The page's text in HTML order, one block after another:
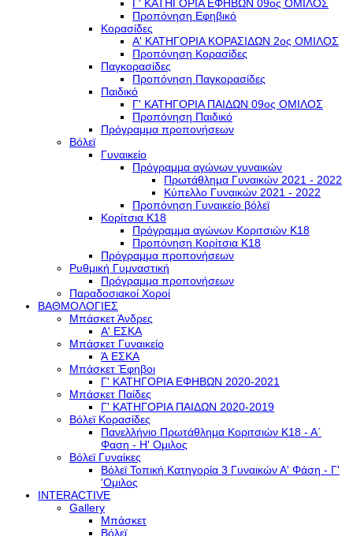
Γ' ΚΑΤΗΓΟΡΙΑ ΕΦΗΒΩΝ 09ος ΟΜΙΛΟΣ
Προπόνηση Εφηβικό
Κορασίδες
Α' ΚΑΤΗΓΟΡΙΑ ΚΟΡΑΣΙΔΩΝ 2ος ΟΜΙΛΟΣ
Προπόνηση Κορασίδες
Παγκορασίδες
Προπόνηση Παγκορασίδες
Παιδικό
Γ' ΚΑΤΗΓΟΡΙΑ ΠΑΙΔΩΝ 09ος ΟΜΙΛΟΣ
Προπόνηση Παιδικό
Πρόγραμμα προπονήσεων
Βόλεϊ
Γυναικείο
Πρόγραμμα αγώνων γυναικών
Πρωτάθλημα Γυναικών 2021 - 2022
Κύπελλο Γυναικών 2021 - 2022
Προπόνηση Γυναικείο βόλεϊ
Κορίτσια Κ18
Πρόγραμμα αγώνων Κοριτσιών Κ18
Προπόνηση Κορίτσια Κ18
Πρόγραμμα προπονήσεων
Ρυθμική Γυμναστική
Πρόγραμμα προπονήσεων
Παραδοσιακοί Χοροί
ΒΑΘΜΟΛΟΓΙΕΣ
Μπάσκετ Άνδρες
Α' ΕΣΚΑ
Μπάσκετ Γυναικείο
Ά ΕΣΚΑ
Μπάσκετ Έφηβοι
Γ' ΚΑΤΗΓΟΡΙΑ ΕΦΗΒΩΝ 2020-2021
Μπάσκετ Παίδες
Γ' ΚΑΤΗΓΟΡΙΑ ΠΑΙΔΩΝ 2020-2019
Βόλεϊ Κορασίδες
Πανελλήνιο Πρωτάθλημα Κοριτσιών Κ18 - Α΄
Φαση - H' Ομιλος
Βόλεϊ Γυναίκες
Βόλεϊ Τοπική Κατηγορία 3 Γυναικών Α' Φάση - Γ'
'Ομιλος
INTERACTIVE
Gallery
Μπάσκετ
Βόλεϊ